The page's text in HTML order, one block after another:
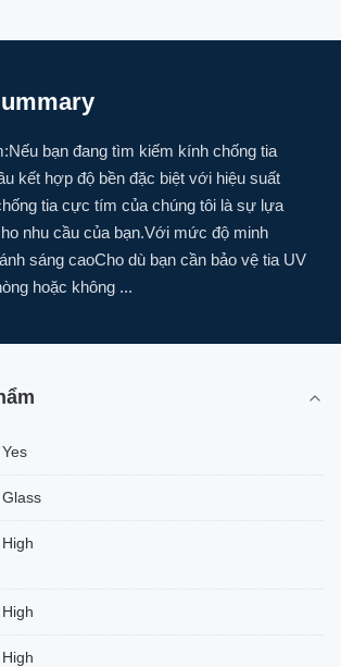
bạn đang tìm kiếm kính chống tia
kết hợp độ bền đặc biệt với hiệu suất
tia cực tím của chúng tôi là sự lựa
nhu cầu của bạn.Với mức độ minh
sáng caoCho dù bạn cần bảo vệ tia UV
hoặc không ...
Yes
Glass
High
High
High